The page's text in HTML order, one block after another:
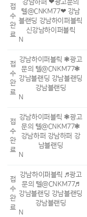
접
수
완
료
강남하퍼 ❤광고문의
텔@CNKM77❤ 강남
블랜딩 강남하이퍼블릭
신강남하이퍼블릭
N
접
수
완
료
강남하이퍼블릭 ❃광고
문의 텔@CNKM77❃
강남블랜딩 강남블랜딩
강남블랜딩
N
접
수
완
료
강남하이퍼블릭 ❃광고
문의 텔@CNKM77❃
강남하퍼 강남하퍼 강
남블랜딩
N
접
수
완
료
강남하이퍼블릭 ♬광고
문의 텔@CNKM77♬
강남블랜딩 강남블랜딩
강남블랜딩
N